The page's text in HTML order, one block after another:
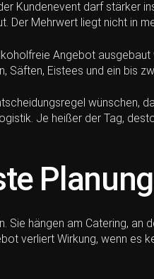
Kundenevent darf stärker
Der Mehrwert liegt nicht in
Angebot
Säften, Eistees und ein bis
wünschen,
Je heißer der Tag,
Sie hängen am Catering,
verliert Wirkung, wenn es